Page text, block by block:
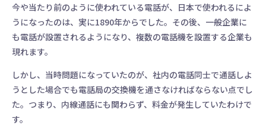
今や当たり前のように使われている電話が、日本で使われるによ
うになったのは、実に1890年からでした。その後、一般企業に
も電話が設置されるようになり、複数の電話機を設置する企業も
現れます。
しかし、当時問題になっていたのが、社内の電話同士で通話しよ
うとした場合でも電話局の交換機を通さなければならない点でし
た。つまり、内線通話にも関わらず、料金が発生していたわけで
す。